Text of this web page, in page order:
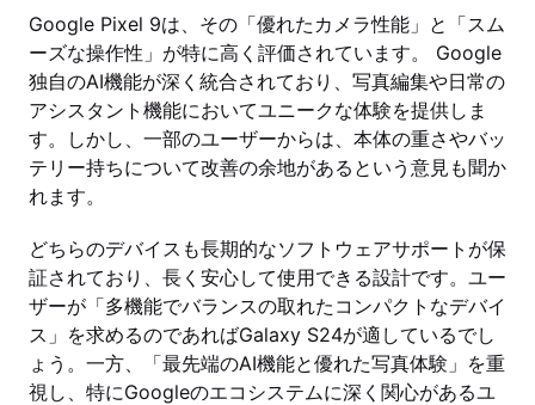
Google Pixel 9は、その「優れたカメラ性能」と「スム
ーズな操作性」が特に高く評価されています。 Google
独自のAI機能が深く統合されており、写真編集や日常の
アシスタント機能においてユニークな体験を提供しま
す。しかし、一部のユーザーからは、本体の重さやバッ
テリー持ちについて改善の余地があるという意見も聞か
れます。
どちらのデバイスも長期的なソフトウェアサポートが保
証されており、長く安心して使用できる設計です。ユー
ザーが「多機能でバランスの取れたコンパクトなデバイ
ス」を求めるのであればGalaxy S24が適しているでし
ょう。一方、「最先端のAI機能と優れた写真体験」を重
視し、特にGoogleのエコシステムに深く関心があるユ